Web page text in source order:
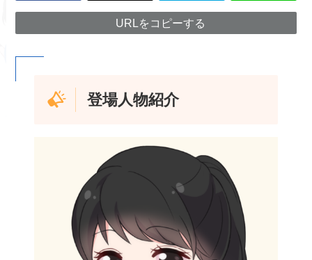
URLをコピーする
登場人物紹介